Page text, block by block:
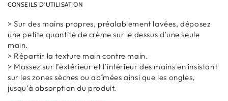
CONSEILS D'UTILISATION
> Sur des mains propres, préalablement lavées, déposez
une petite quantité de crème sur le dessus d’une seule
main.
> Répartir la texture main contre main.
> Massez sur l’extérieur et l’intérieur des mains en insistant
sur les zones sèches ou abîmées ainsi que les ongles,
jusqu’à absorption du produit.